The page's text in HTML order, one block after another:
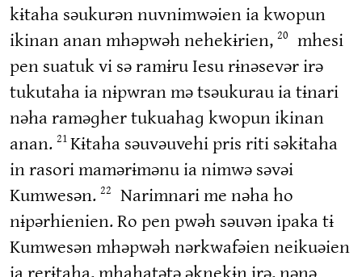
kɨtaha səukurən nuvnimwəien ia kwopun
ikinan anan mhəpwəh nehekɨrien, 20
mhesi
pen suatuk vi sə ramɨru Iesu rɨnəsevər irə
tukutaha ia nɨpwran mə tsəukurau ia tɨnari
nəha raməɡher tukuahaɡ kwopun ikinan
anan. 21 Kɨtaha səuvəuvehi pris riti səkɨtaha
in rasori mamərɨmənu ia nimwə səvəi
Kumwesən. 22
Narimnari me nəha ho
nɨpərhienien. Ro pen pwəh səuvən ipaka tɨ
Kumwesən mhəpwəh nərkwafəien neikuəien
ia rerɨtaha, mhahatətə əknekɨn irə, nənə